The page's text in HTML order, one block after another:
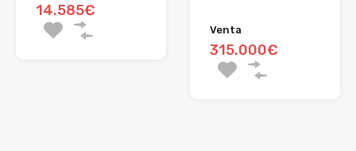
14.585€
Venta
315.000€